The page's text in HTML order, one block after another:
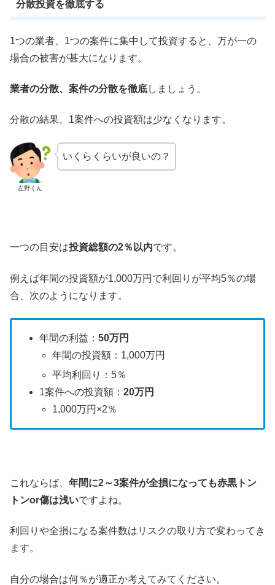
分散投資を徹底する
1つの業者、1つの案件に集中して投資すると、万が一の
場合の被害が甚大になります。
業者の分散、案件の分散を徹底しましょう。
分散の結果、1案件への投資額は少なくなります。
左野くん
いくらくらいが良いの？
一つの目安は投資総額の2％以内です。
例えば年間の投資額が1,000万円で利回りが平均5％の場
合、次のようになります。
年間の利益：50万円
年間の投資額：1,000万円
平均利回り：5％
1案件への投資額：20万円
1,000万円×2％
これならば、 年間に2～3案件が全損になっても赤黒トン
トンor傷は浅いですよね。
利回りや全損になる案件数はリスクの取り方で変わってき
ます。
自分の場合は何％が適正か考えてみてください。